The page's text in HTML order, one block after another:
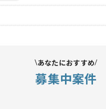
あなたにおすすめ
募集中案件